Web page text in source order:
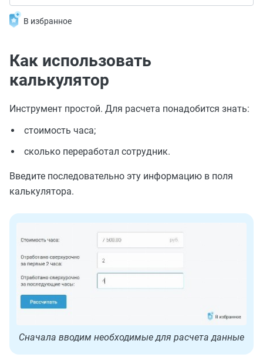
В избранное
Как использовать
калькулятор
Инструмент простой. Для расчета понадобится знать:
стоимость часа;
сколько переработал сотрудник.
Введите последовательно эту информацию в поля
калькулятора.
Сначала вводим необходимые для расчета данные